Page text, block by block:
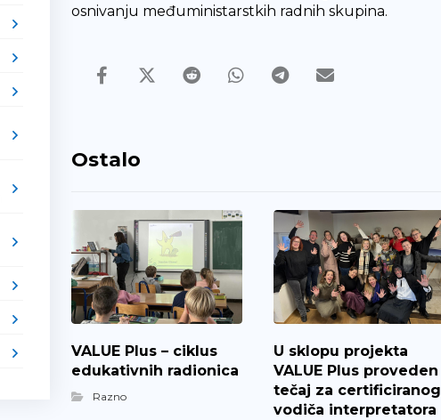
osnivanju međuministarstkih radnih skupina.
Ostalo
VALUE Plus – ciklus
edukativnih radionica
Razno
U sklopu projekta
VALUE Plus proveden
tečaj za certificiranog
vodiča interpretatora